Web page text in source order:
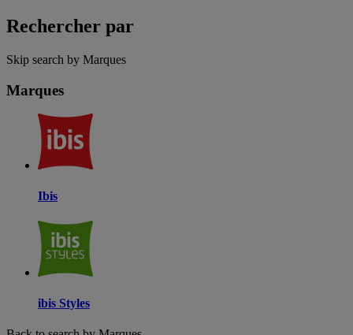
Rechercher par
Skip search by Marques
Marques
Ibis
ibis Styles